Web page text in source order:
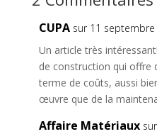
CUPA sur 11
Un article très
de construction qui offre
terme de coûts, aussi
œuvre que de la
Affaire Matériaux